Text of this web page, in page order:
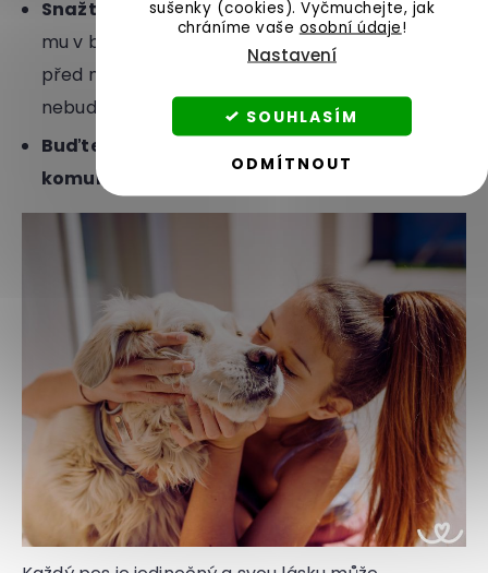
sušenky (cookies).Vyčmuchejte, jak
chráníme vaše osobní údaje!
Nastavení
ODMÍTNOUT
SOUHLASÍM
Snažte se mu navodit pocit klidua dopřejte
mu v bytě koutek, kam se bude moci schovat
před největším ruchem domácnosti a kde ho
nebude nikdo rušit.
Buďte konzistentní při výchově a
komunikaci.